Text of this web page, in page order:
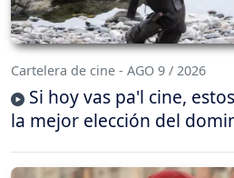
Cartelera de cine - AGO 9 / 2026
Si hoy vas pa'l cine,
la mejor elección del